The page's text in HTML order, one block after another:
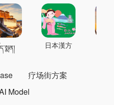
日本漢方
疗场街方案
Model